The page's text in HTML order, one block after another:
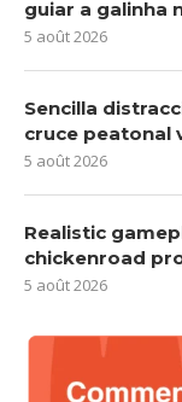
guiar a galinha
5 août 2026
Sencilla
cruce peatonal
5 août 2026
Realistic
chickenroad
5 août 2026